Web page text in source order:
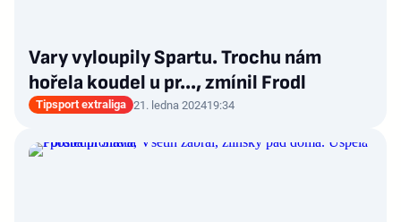
Vary vyloupily Spartu. Trochu nám
hořela koudel u pr..., zmínil Frodl
Tipsport extraliga 21. ledna 202419:34